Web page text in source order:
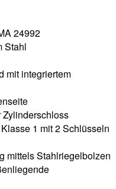
24992
Stahl
mit integriertem
1 mit 2 Schlüsseln
mittels Stahlriegelbolzen